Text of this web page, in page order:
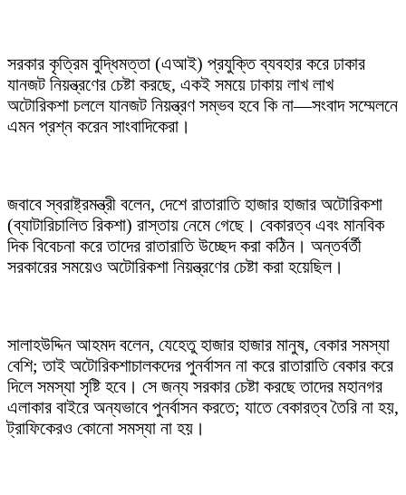
সরকার কৃত্রিম বুদ্ধিমত্তা (এআই) প্রযুক্তি ব্যবহার করে ঢাকার
যানজট নিয়ন্ত্রণের চেষ্টা করছে, একই সময়ে ঢাকায় লাখ লাখ
অটোরিকশা চললে যানজট নিয়ন্ত্রণ সম্ভব হবে কি না—সংবাদ সম্মেলনে
এমন প্রশ্ন করেন সাংবাদিকেরা।
জবাবে স্বরাষ্ট্রমন্ত্রী বলেন, দেশে রাতারাতি হাজার হাজার অটোরিকশা
(ব্যাটারিচালিত রিকশা) রাস্তায় নেমে গেছে। বেকারত্ব এবং মানবিক
দিক বিবেচনা করে তাদের রাতারাতি উচ্ছেদ করা কঠিন। অন্তর্বর্তী
সরকারের সময়েও অটোরিকশা নিয়ন্ত্রণের চেষ্টা করা হয়েছিল।
সালাহউদ্দিন আহমদ বলেন, যেহেতু হাজার হাজার মানুষ, বেকার সমস্যা
বেশি; তাই অটোরিকশাচালকদের পুনর্বাসন না করে রাতারাতি বেকার করে
দিলে সমস্যা সৃষ্টি হবে। সে জন্য সরকার চেষ্টা করছে তাদের মহানগর
এলাকার বাইরে অন্যভাবে পুনর্বাসন করতে; যাতে বেকারত্ব তৈরি না হয়,
ট্রাফিকেরও কোনো সমস্যা না হয়।